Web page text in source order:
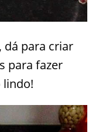
dá para criar
para fazer
lindo!